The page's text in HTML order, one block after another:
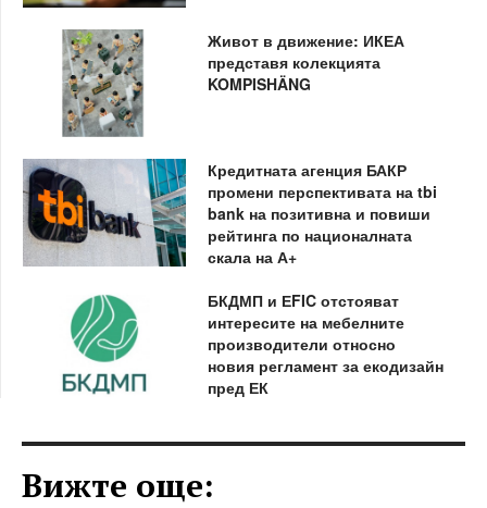
Живот в движение: ИКЕА
представя колекцията
KOMPISHÄNG
Кредитната агенция БАКР
промени перспективата на tbi
bank на позитивна и повиши
рейтинга по националната
скала на А+
БКДМП и ЕFIC отстояват
интересите на мебелните
производители относно
новия регламент за екодизайн
пред ЕК
Вижте още: